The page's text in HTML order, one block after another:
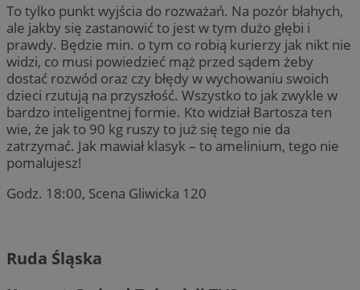
To tylko punkt wyjścia do rozważań. Na pozór błahych,
ale jakby się zastanowić to jest w tym dużo głębi i
prawdy. Będzie min. o tym co robią kurierzy jak nikt nie
widzi, co musi powiedzieć mąż przed sądem żeby
dostać rozwód oraz czy błędy w wychowaniu swoich
dzieci rzutują na przyszłość. Wszystko to jak zwykle w
bardzo inteligentnej formie. Kto widział Bartosza ten
wie, że jak to 90 kg ruszy to już się tego nie da
zatrzymać. Jak mawiał klasyk – to amelinium, tego nie
pomalujesz!
Godz. 18:00, Scena Gliwicka 120
Ruda Śląska